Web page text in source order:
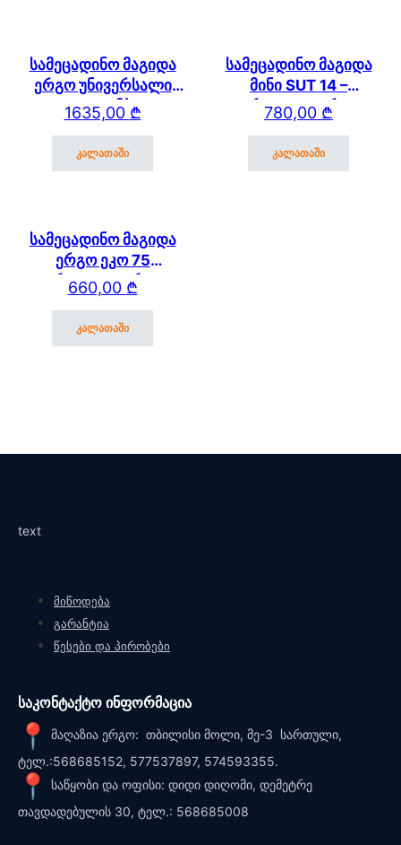
სამეცადინო მაგიდა
ერგო უნივერსალი
SUT17 – ტუმბოთი,
გვერდითა და უკანა
თაროთი
1635,00 ₾
კალათაში
სამეცადინო მაგიდა
მინი SUT 14 –
გვერდითა თაროთი
780,00 ₾
კალათაში
სამეცადინო მაგიდა
ერგო ეკო 75
გვერდითა თაროთი
660,00 ₾
კალათაში
text
მიწოდება
გარანტია
წესები და პირობები
საკონტაქტო ინფორმაცია
მაღაზია ერგო: თბილისი მოლი, მე-3 სართული,
ტელ.:568685152, 577537897, 574593355.
საწყობი და ოფისი: დიდი დიღომი, დემეტრე
თავდადებულის 30, ტელ.: 568685008